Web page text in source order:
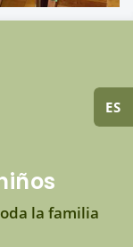
ES
la familia